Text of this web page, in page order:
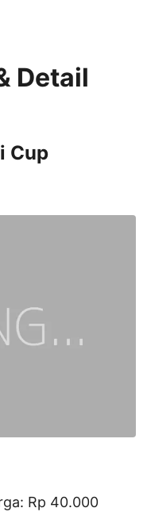
Detail
Cup
Rp 40.000